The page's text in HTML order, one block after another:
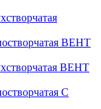
ВЕНТ
ВЕНТ
С